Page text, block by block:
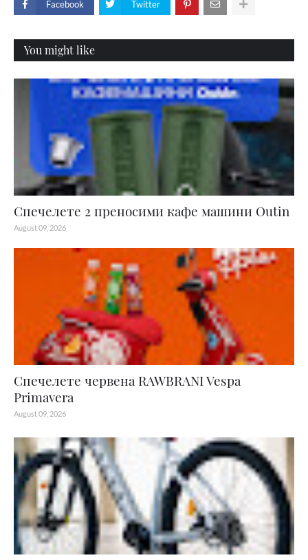
Facebook Twitter
You might like
Спечелете 2 преносими кафе машини Outin
August 09, 2026
Спечелете червена RAWBRANI Vespa
Primavera
August 09, 2026